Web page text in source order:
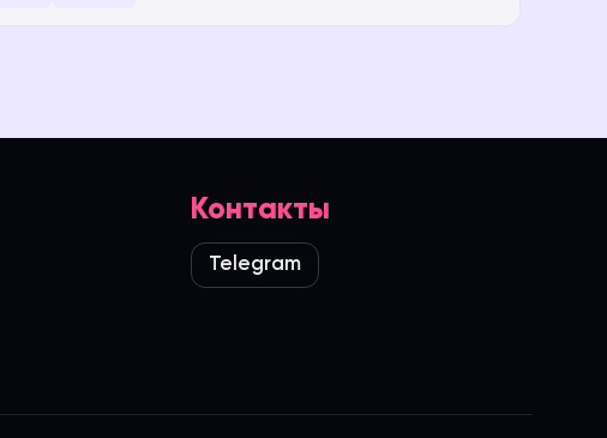
Контакты
Telegram